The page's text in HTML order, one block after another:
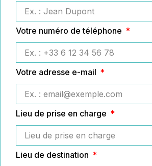
Votre numéro de téléphone
Votre adresse e-mail
Lieu de prise en charge
Lieu de destination